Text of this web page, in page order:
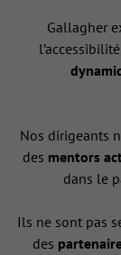
Gallagher
Nos dirigeants
des mentors
dans le
Ils ne sont pas
des